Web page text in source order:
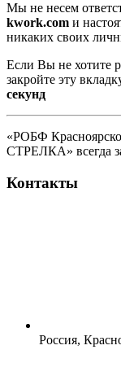
Мы не несем
kwork.com и
никаких своих
Если Вы не хотите
закройте эту
секунд
«РОБФ
СТРЕЛКА» всегда
Контакты
Россия,